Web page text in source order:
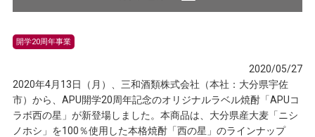
開学20周年事業
2020/05/27
2020年4月13日（月）、三和酒類株式会社（本社：大分県宇佐
市）から、APU開学20周年記念のオリジナルラベル焼酎「APUコ
ラボ西の星」が新登場しました。本商品は、大分県産大麦「ニシ
ノホシ」を100％使用した本格焼酎「西の星」のラインナップ